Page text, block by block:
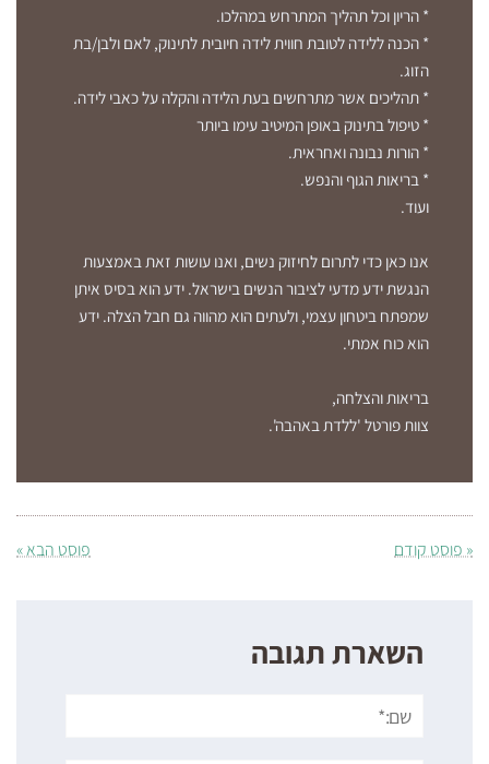
* הריון וכל תהליך המתרחש במהלכו.
* הכנה ללידה לטובת חווית לידה חיובית לתינוק, לאם ולבן/בת
הזוג.
* תהליכים אשר מתרחשים בעת הלידה והקלה על כאבי לידה.
* טיפול בתינוק באופן המיטיב עימו ביותר
* הורות נבונה ואחראית.
* בריאות הגוף והנפש.
ועוד.
אנו כאן כדי לתרום לחיזוק נשים, ואנו עושות זאת באמצעות
הנגשת ידע מדעי לציבור הנשים בישראל. ידע הוא בסיס איתן
שמפתח ביטחון עצמי, ולעתים הוא מהווה גם חבל הצלה. ידע
הוא כוח אמתי.
בריאות והצלחה,
צוות פורטל 'ללדת באהבה'.
« פוסט קודם פוסט הבא »
השארת תגובה